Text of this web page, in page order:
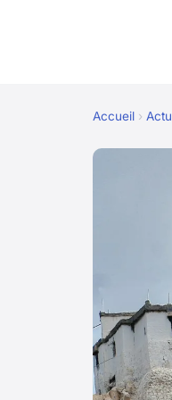
Accueil › Actu